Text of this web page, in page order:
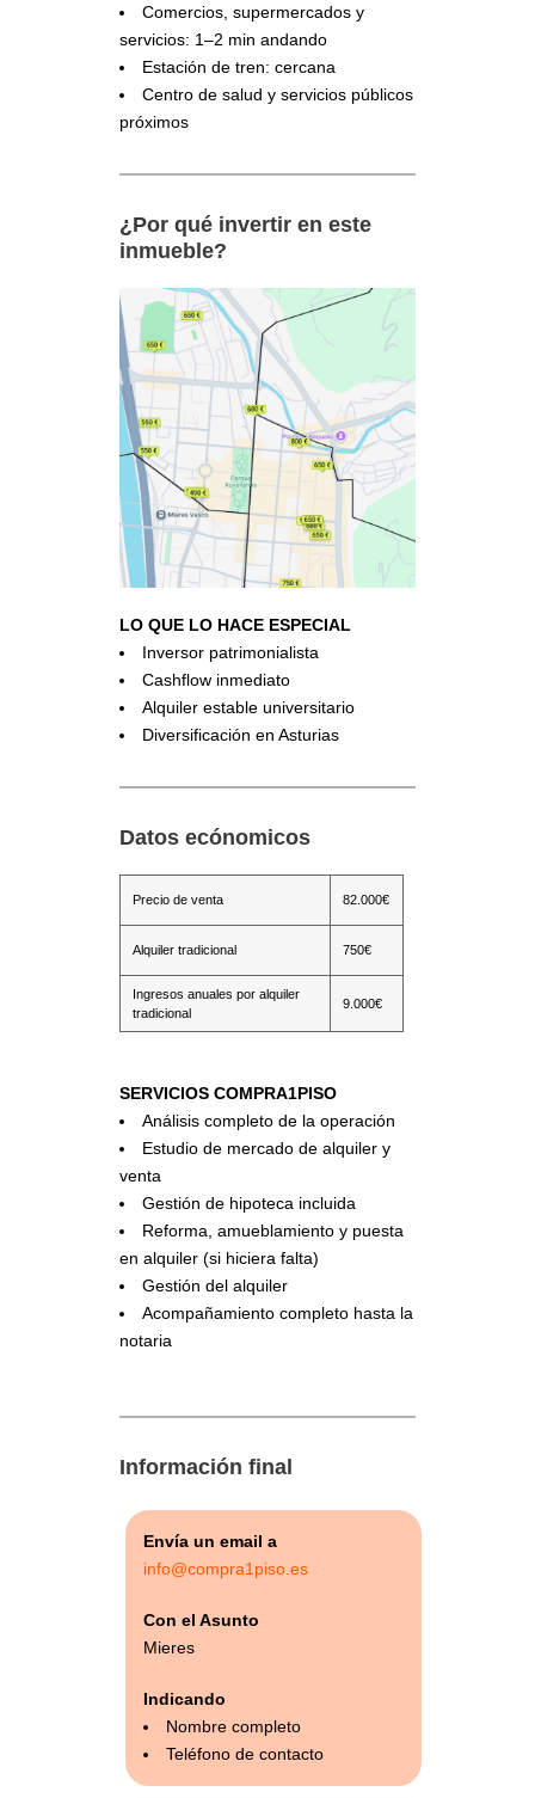
Comercios, supermercados y
servicios: 1–2 min andando
Estación de tren: cercana
Centro de salud y servicios públicos
próximos
¿Por qué invertir en este
inmueble?
LO QUE LO HACE ESPECIAL
Inversor patrimonialista
Cashflow inmediato
Alquiler estable universitario
Diversificación en Asturias
Datos ecónomicos
Precio de venta 82.000€
Alquiler tradicional 750€
Ingresos anuales por alquiler
tradicional
9.000€
SERVICIOS COMPRA1PISO
Análisis completo de la operación
Estudio de mercado de alquiler y
venta
Gestión de hipoteca incluida
Reforma, amueblamiento y puesta
en alquiler (si hiciera falta)
Gestión del alquiler
Acompañamiento completo hasta la
notaria
Información final
Envía un email a
info@compra1piso.es
Con el Asunto
Mieres
Indicando
Nombre completo
Teléfono de contacto